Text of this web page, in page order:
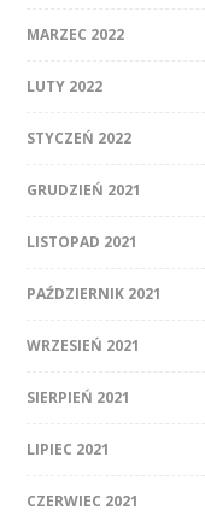
MARZEC 2022
LUTY 2022
STYCZEŃ 2022
GRUDZIEŃ 2021
LISTOPAD 2021
PAŹDZIERNIK 2021
WRZESIEŃ 2021
SIERPIEŃ 2021
LIPIEC 2021
CZERWIEC 2021